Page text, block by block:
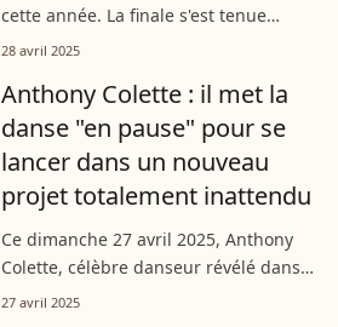
cette année. La finale s'est tenue
vendredi 25 avril sur TF1 et c'est Lénie
cette saison 14. Parmi les...
28 avril 2025
Anthony Colette : il met la
danse "en pause" pour se
lancer dans un nouveau
projet totalement inattendu
Ce dimanche 27 avril 2025, Anthony
Colette, célèbre danseur révélé dans
l’émission "Danse avec les Stars", a pris
27 avril 2025